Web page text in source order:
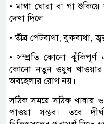
• মাথা ঘোরা বা গা
দেখা দিলে
• তীব্র পেটব্যথা, বুকব্যথা,
• সম্প্রতি কোনো ঝুঁকিপূর্ণ
কোনো নতুন ওষুধ খাওয়ার
অবহেলার রোগ নয়।
সঠিক সময়ে সঠিক খাবার
পাওয়া সম্ভব। তবে